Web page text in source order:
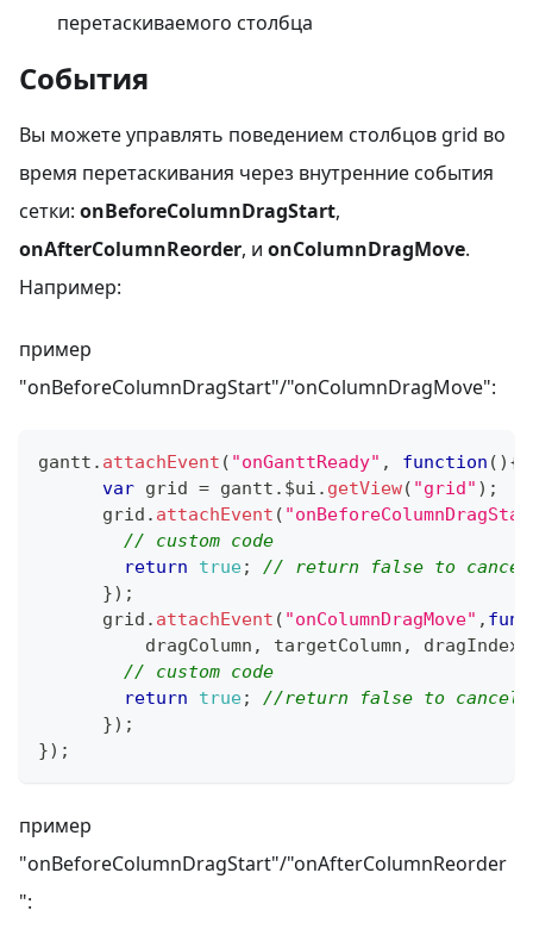
перетаскиваемого столбца
События
Вы можете управлять поведением столбцов grid во
время перетаскивания через внутренние события
сетки: onBeforeColumnDragStart,
onAfterColumnReorder, и onColumnDragMove.
Например:
пример
"onBeforeColumnDragStart"/"onColumnDragMove":
gantt . attachEvent ( "onGanttReady" , function ( ) {
var grid = gantt . $ui . getView( "grid" ) ;
      grid
. attachEvent (
// custom code
return
true;
// return false to cancel
}) ;
      grid
. attachEvent ( "onColumnDragMove" ,
dragColumn , targetColumn , dragIndex
// custom code
return
true;
//return false to cancel
}) ;
}) ;
пример
"onBeforeColumnDragStart"/"onAfterColumnReorder
":